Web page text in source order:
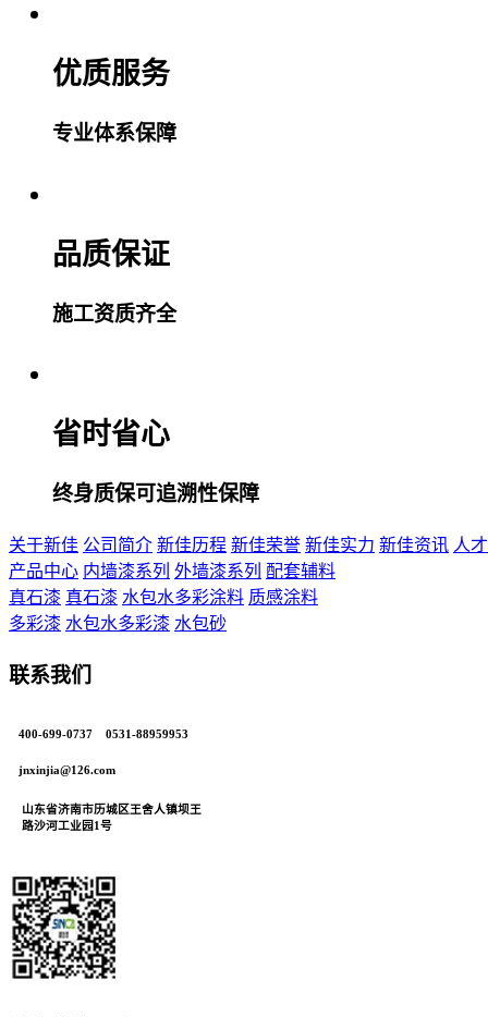
优质服务
专业体系保障
品质保证
施工资质齐全
省时省心
终身质保可追溯性保障
关于新佳 公司简介 新佳历程 新佳荣誉 新佳实力 新佳资讯 人
产品中心 内墙漆系列 外墙漆系列 配套辅料
真石漆 真石漆 水包水多彩涂料 质感涂料
多彩漆 水包水多彩漆 水包砂
联系我们
400-699-0737 0531-88959953
jnxinjia@126.com
山东省济南市历城区王舍人镇坝王
路沙河工业园1号